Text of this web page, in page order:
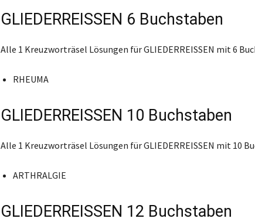
GLIEDERREISSEN 6 Buchstaben
Alle 1 Kreuzworträsel Lösungen für GLIEDERREISSEN mit 6
RHEUMA
GLIEDERREISSEN 10 Buchstaben
Alle 1 Kreuzworträsel Lösungen für GLIEDERREISSEN mit 10
ARTHRALGIE
GLIEDERREISSEN 12 Buchstaben